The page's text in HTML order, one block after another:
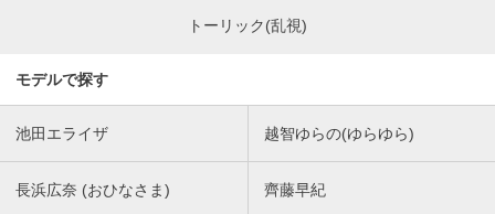
トーリック(乱視)
モデルで探す
池田エライザ 越智ゆらの(ゆらゆら)
長浜広奈 (おひなさま) 齊藤早紀